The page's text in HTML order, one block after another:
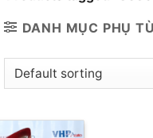
DANH MỤC PHỤ